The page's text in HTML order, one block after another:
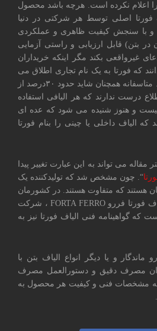
اعلام نکرده است. هرچه باشد محصول
فورتا اصلی توسط هر شرکتی در دنیا
با سنجش کیفیت ظاهری و عملکردی
در بتن) قابل ارزیابی و راستی آزمایی
غیرواقعی بکند مگر اینکه خریداران
که فورتا به یک نام تجاری اطلاق می
شود نه به یک نوع از الیاف. متاسفانه همچنان شاید حدود ۳۰درصد از
درست ندارند که هر الیافی استفاده
نیست و هنوز شنیده می شود که عده ای
الیاف داخلی یا چینی را بنام فورتا
مقاله می تواند به این عبارت تغییر پیدا
“. چون مشخص شد که تولیدکننده یک
هستند که متفاوت هستند. در کشورمان
نیز تنها مرجع واردکننده الیاف فورتا فررو FORTA FERRO ، شرکت
که گواهینامه فنی الیاف فورتا نیز به
ماندگار و یا دیگر انواع الیاف بتن با
مصرف دقیق و دستورالعمل مصرف
به مشخصات فنی و کیفیت هر محصول به